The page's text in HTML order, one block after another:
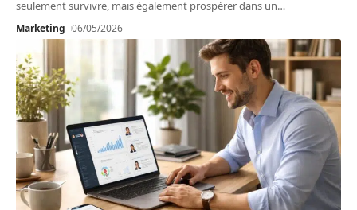
seulement survivre, mais également prospérer dans un…
Marketing 06/05/2026